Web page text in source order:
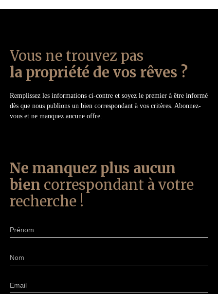
Vous ne trouvez pas
la propriété de vos rêves ?
Remplissez les informations ci-contre et soyez le premier à être informé
dès que nous publions un bien correspondant à vos critères. Abonnez-
vous et ne manquez aucune offre.
Ne manquez plus aucun
bien correspondant à votre
recherche !
Prénom
Nom
Email